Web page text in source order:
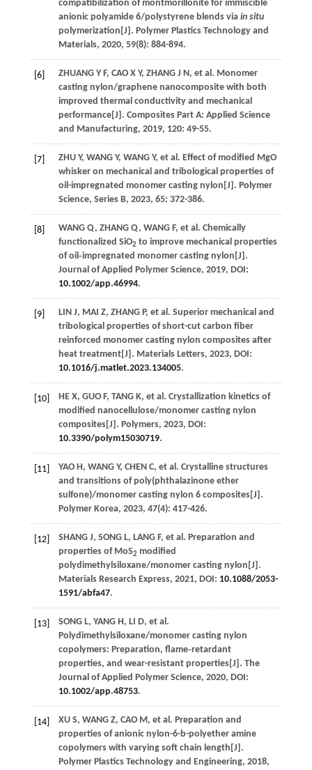
compatibilization of montmorillonite for immiscible
anionic polyamide 6/polystyrene blends via in situ
polymerization[J]. Polymer Plastics Technology and
Materials, 2020, 59(8): 884-894.
[6] ZHUANG Y F, CAO X Y, ZHANG J N, et al. Monomer
casting nylon/graphene nanocomposite with both
improved thermal conductivity and mechanical
performance[J]. Composites Part A: Applied Science
and Manufacturing, 2019, 120: 49-55.
[7] ZHU Y, WANG Y, WANG Y, et al. Effect of modified MgO
whisker on mechanical and tribological properties of
oil-impregnated monomer casting nylon[J]. Polymer
Science, Series B, 2023, 65: 372-386.
[8] WANG Q, ZHANG Q, WANG F, et al. Chemically
functionalized SiO2 to improve mechanical properties
of oil‐impregnated monomer casting nylon[J].
Journal of Applied Polymer Science, 2019, DOI:
10.1002/app.46994.
[9] LIN J, MAI Z, ZHANG P, et al. Superior mechanical and
tribological properties of short-cut carbon fiber
reinforced monomer casting nylon composites after
heat treatment[J]. Materials Letters, 2023, DOI:
10.1016/j.matlet.2023.134005.
[10] HE X, GUO F, TANG K, et al. Crystallization kinetics of
modified nanocellulose/monomer casting nylon
composites[J]. Polymers, 2023, DOI:
10.3390/polym15030719.
[11] YAO H, WANG Y, CHEN C, et al. Crystalline structures
and transitions of poly(phthalazinone ether
sulfone)/monomer casting nylon 6 composites[J].
Polymer Korea, 2023, 47(4): 417-426.
[12] SHANG J, SONG L, LANG F, et al. Preparation and
properties of MoS2 modified
polydimethylsiloxane/monomer casting nylon[J].
Materials Research Express, 2021, DOI: 10.1088/2053-
1591/abfa47.
[13] SONG L, YANG H, LI D, et al.
Polydimethylsiloxane/monomer casting nylon
copolymers: Preparation, flame‐retardant
properties, and wear-resistant properties[J]. The
Journal of Applied Polymer Science, 2020, DOI:
10.1002/app.48753.
[14] XU S, WANG Z, CAO M, et al. Preparation and
properties of anionic nylon-6-b-polyether amine
copolymers with varying soft chain length[J].
Polymer Plastics Technology and Engineering, 2018,